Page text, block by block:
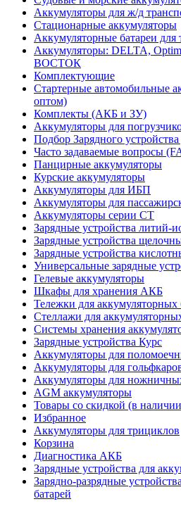
Аккумуляторы для ж/д
Стационарные аккумуляторы
Аккумуляторные батареи для
Аккумуляторы: DELTA,
ВОСТОК
Комплектующие
Стартерные автомобильные
оптом)
Комплекты (АКБ и ЗУ)
Аккумуляторы для
Подбор Зарядного
Часто задаваемые вопросы
Панцирные аккумуляторы
Курские аккумуляторы
Аккумуляторы для ИБП
Аккумуляторы для
Аккумуляторы серии СТ
Зарядные устройства литий-
Зарядные устройства
Зарядные устройства
Универсальные зарядные
Гелевые аккумуляторы
Шкафы для хранения АКБ
Тележки для аккумуляторных
Стеллажи для
Системы хранения
Зарядные устройства Курс
Аккумуляторы для
Аккумуляторы для
Аккумуляторы для
AGM аккумуляторы
Товары со скидкой (в
Избранное
Аккумуляторы для трициклов
Корзина
Диагностика АКБ
Зарядные устройства для
Зарядно-разрядные
батарей